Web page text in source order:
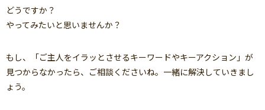
どうですか？
やってみたいと思いませんか？
もし、「ご主人をイラッとさせるキーワードやキーアクション」が
見つからなかったら、ご相談くださいね。一緒に解決していきまし
ょう。